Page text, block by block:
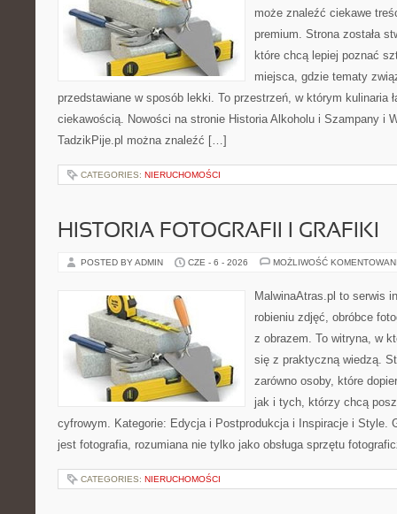
może znaleźć ciekawe
premium. Strona została
które chcą lepiej poznać
miejsca, gdzie tematy
przedstawiane w sposób lekki. To przestrzeń, w którym kulinaria
ciekawością. Nowości na stronie Historia Alkoholu i Szampany i
TadzikPije.pl można znaleźć […]
CATEGORIES: NIERUCHOMOŚCI
HISTORIA FOTOGRAFII I GRAFIKI
POSTED BY ADMIN CZE - 6 - 2026 MOŻLIWOŚĆ
MalwinaAtras.pl to serwis
robieniu zdjęć, obróbce
z obrazem. To witryna, w
się z praktyczną wiedzą.
zarówno osoby, które
jak i tych, którzy chcą
cyfrowym. Kategorie: Edycja i Postprodukcja i Inspiracje i Style.
jest fotografia, rozumiana nie tylko jako obsługa sprzętu
CATEGORIES: NIERUCHOMOŚCI